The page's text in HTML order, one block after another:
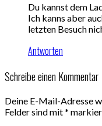
Du kannst dem
Ich kanns aber
letzten Besuch
Antworten
Schreibe einen Kommentar
Deine E-Mail-Adresse
Felder sind mit*